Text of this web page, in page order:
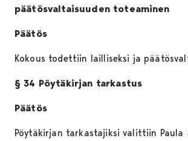
päätösvaltaisuuden toteaminen
Päätös
Kokous todettiin lailliseksi ja
§ 34 Pöytäkirjan tarkastus
Päätös
Pöytäkirjan tarkastajiksi valittiin Paula